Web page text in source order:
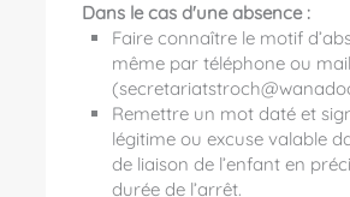
Dans le cas d'une absence :
Faire connaître le motif
même par téléphone ou mail
Remettre un mot daté et
légitime ou excuse valable
de liaison de l’enfant en
durée de l’arrêt.